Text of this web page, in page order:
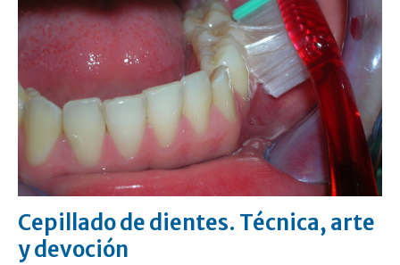
Cepillado de dientes. Técnica, arte
y devoción